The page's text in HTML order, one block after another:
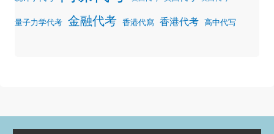
量子力学代考 金融代考 香港代寫 香港代考 高中代写